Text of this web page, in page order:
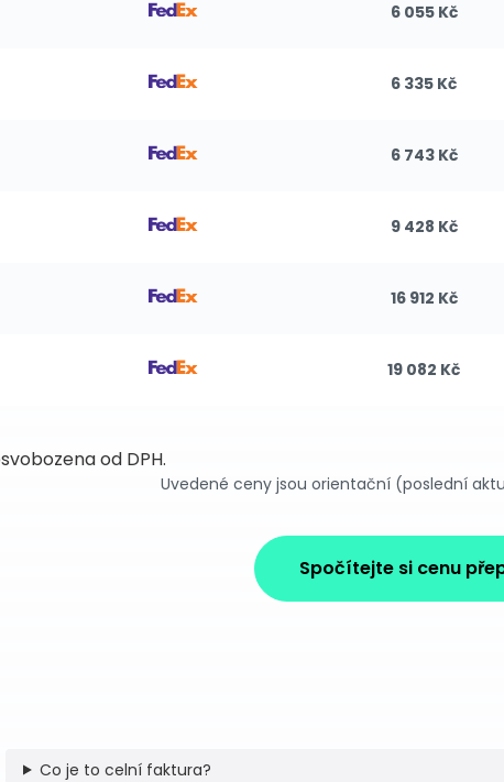
6 055 Kč
6 335 Kč
6 743 Kč
9 428 Kč
16 912 Kč
19 082 Kč
od DPH.
Uvedené ceny jsou orientační (poslední
Spočítejte si cenu
Co je to celní faktura?